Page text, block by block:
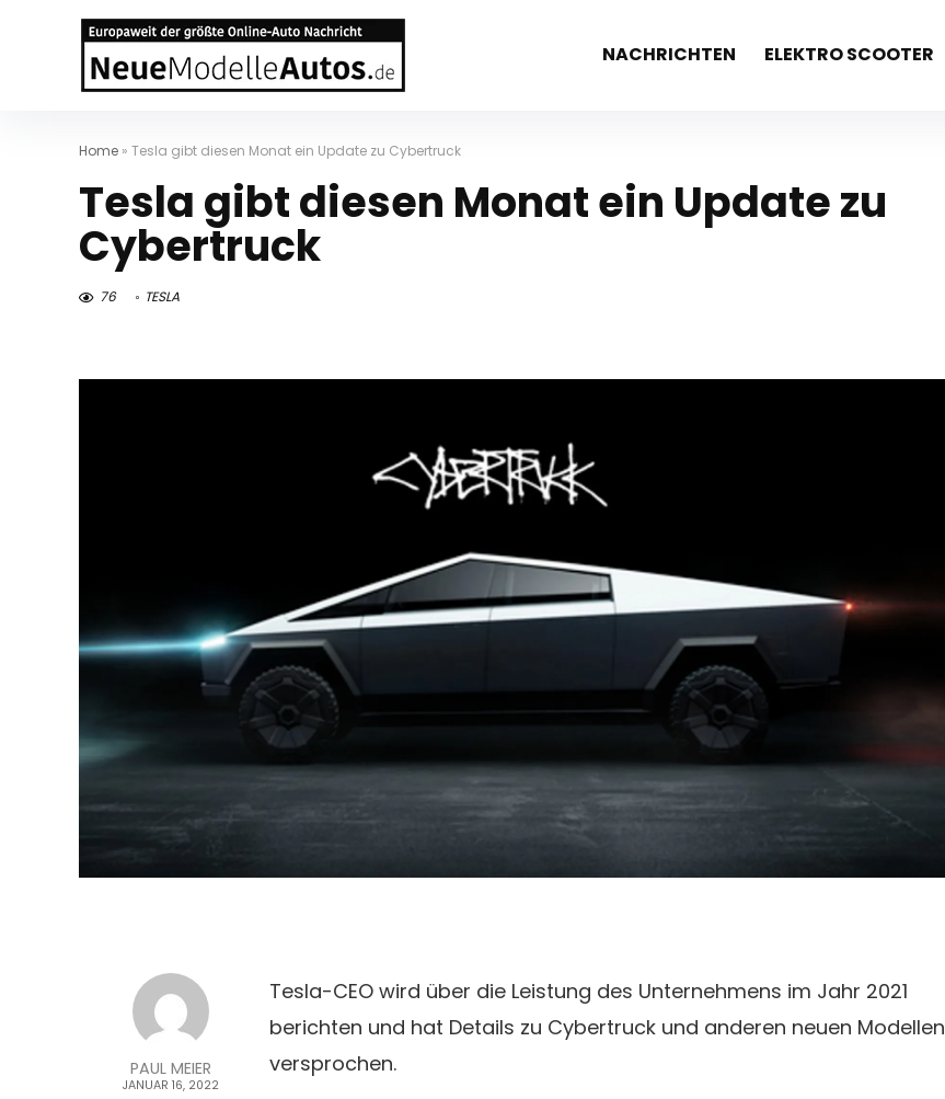
NACHRICHTEN ELEKTRO SCOOTER
Home » Tesla gibt diesen Monat ein Update zu Cybertruck
Tesla gibt diesen Monat ein Update zu
Cybertruck
76 TESLA
PAUL MEIER
JANUAR 16, 2022
Tesla-CEO wird über die Leistung des Unternehmens im Jahr 2021
berichten und hat Details zu Cybertruck und anderen neuen Modellen
versprochen.